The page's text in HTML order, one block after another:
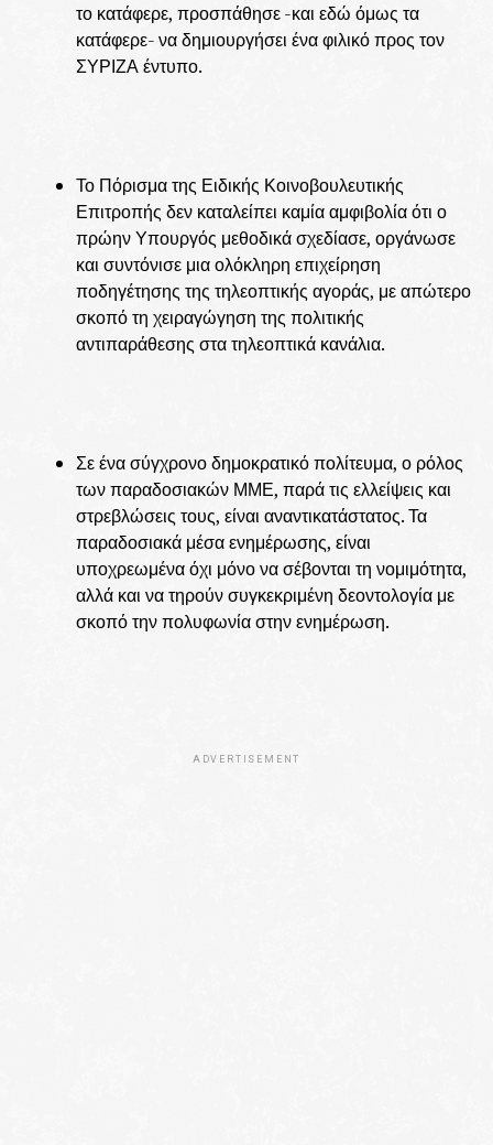
το κατάφερε, προσπάθησε -και εδώ όμως τα
κατάφερε- να δημιουργήσει ένα φιλικό προς τον
ΣΥΡΙΖΑ έντυπο.
Το Πόρισμα της Ειδικής Κοινοβουλευτικής
Επιτροπής δεν καταλείπει καμία αμφιβολία ότι ο
πρώην Υπουργός μεθοδικά σχεδίασε, οργάνωσε
και συντόνισε μια ολόκληρη επιχείρηση
ποδηγέτησης της τηλεοπτικής αγοράς, με απώτερο
σκοπό τη χειραγώγηση της πολιτικής
αντιπαράθεσης στα τηλεοπτικά κανάλια.
Σε ένα σύγχρονο δημοκρατικό πολίτευμα, ο ρόλος
των παραδοσιακών ΜΜΕ, παρά τις ελλείψεις και
στρεβλώσεις τους, είναι αναντικατάστατος. Τα
παραδοσιακά μέσα ενημέρωσης, είναι
υποχρεωμένα όχι μόνο να σέβονται τη νομιμότητα,
αλλά και να τηρούν συγκεκριμένη δεοντολογία με
σκοπό την πολυφωνία στην ενημέρωση.
ADVERTISEMENT